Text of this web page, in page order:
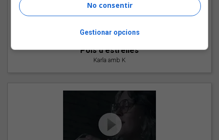
"Pols d'estrelles"
Karla amb K
No consentir
Gestionar opcions